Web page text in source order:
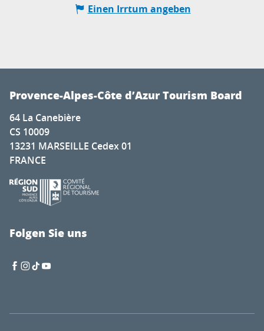
Einen Irrtum angeben
Provence-Alpes-Côte d’Azur Tourism Board
64 La Canebière
CS 10009
13231 MARSEILLE Cedex 01
FRANCE
Folgen Sie uns